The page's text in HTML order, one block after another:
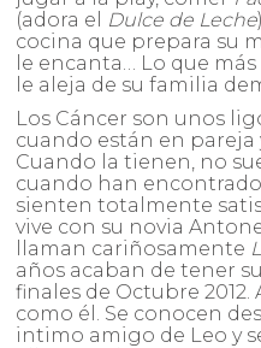
(adora el Dulce de Leche
cocina que prepara su
le encanta… Lo que
le aleja de su familia
Los Cáncer son unos
cuando están en pareja
Cuando la tienen, no
cuando han
sienten totalmente
vive con su novia
llaman cariñosamente
años acaban de tener
finales de Octubre
como él. Se conocen
intimo amigo de Leo y